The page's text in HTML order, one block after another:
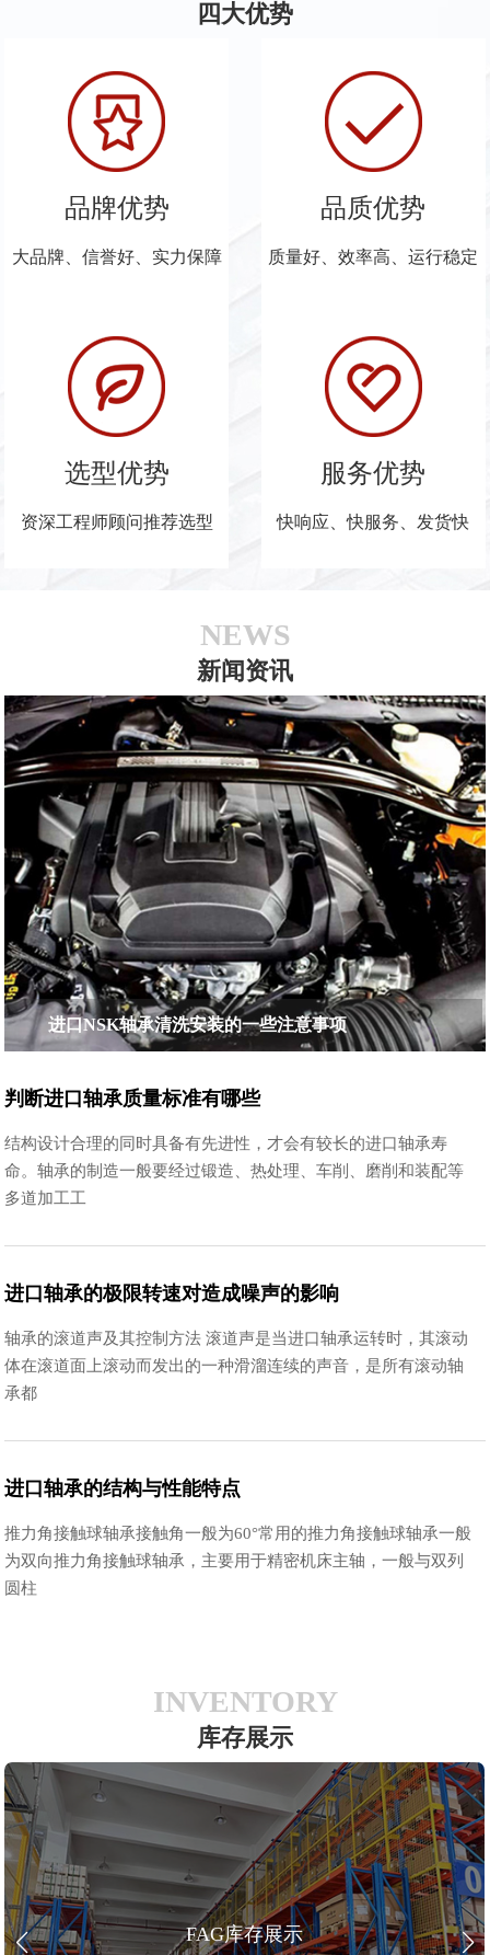
四大优势
品牌优势
大品牌、信誉好、实力保障
品质优势
质量好、效率高、运行稳定
选型优势
资深工程师顾问推荐选型
服务优势
快响应、快服务、发货快
NEWS
新闻资讯
进口NSK轴承清洗安装的一些注意事项
判断进口轴承质量标准有哪些
结构设计合理的同时具备有先进性，才会有较长的进口轴承寿
命。轴承的制造一般要经过锻造、热处理、车削、磨削和装配等
多道加工工
进口轴承的极限转速对造成噪声的影响
轴承的滚道声及其控制方法 滚道声是当进口轴承运转时，其滚动
体在滚道面上滚动而发出的一种滑溜连续的声音，是所有滚动轴
承都
进口轴承的结构与性能特点
推力角接触球轴承接触角一般为60°常用的推力角接触球轴承一般
为双向推力角接触球轴承，主要用于精密机床主轴，一般与双列
圆柱
INVENTORY
库存展示
FAG库存展示